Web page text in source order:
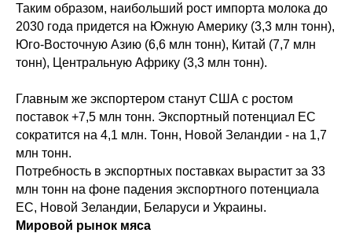
Таким образом, наибольший рост импорта молока до
2030 года придется на Южную Америку (3,3 млн тонн),
Юго-Восточную Азию (6,6 млн тонн), Китай (7,7 млн
тонн), Центральную Африку (3,3 млн тонн).
Главным же экспортером станут США с ростом
поставок +7,5 млн тонн. Экспортный потенциал ЕС
сократится на 4,1 млн. Тонн, Новой Зеландии - на 1,7
млн тонн.
Потребность в экспортных поставках вырастит за 33
млн тонн на фоне падения экспортного потенциала
ЕС, Новой Зеландии, Беларуси и Украины.
Мировой рынок мяса